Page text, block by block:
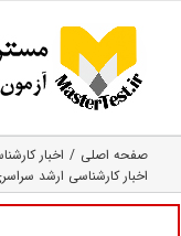
content
صفحه اصلی
اخبار
اخبار کارشناسی ارشد